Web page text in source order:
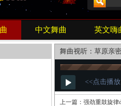
中文舞曲 英文嗨
舞曲视听：草原亲
上一篇： 强劲重鼓旋律dj嗨